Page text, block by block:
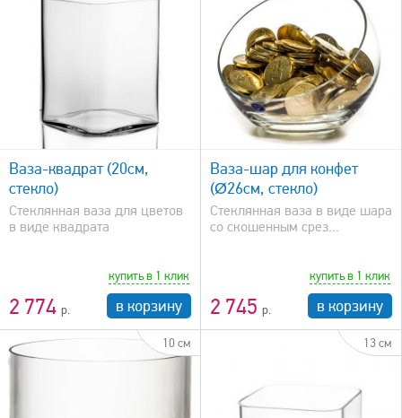
Ваза-квадрат (20см,
стекло)
Стеклянная ваза для цветов
в виде квадрата
2 774
купить в 1 клик
в корзину
быстрый просмотр
Ваза-шар для конфет
(Ø26см, стекло)
Стеклянная ваза в виде шара
со скошенным срез...
2 745
купить в 1 клик
в корзину
10 см 13 см